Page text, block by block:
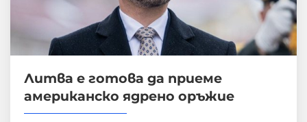
Литва е готова да приеме
американско ядрено оръжие